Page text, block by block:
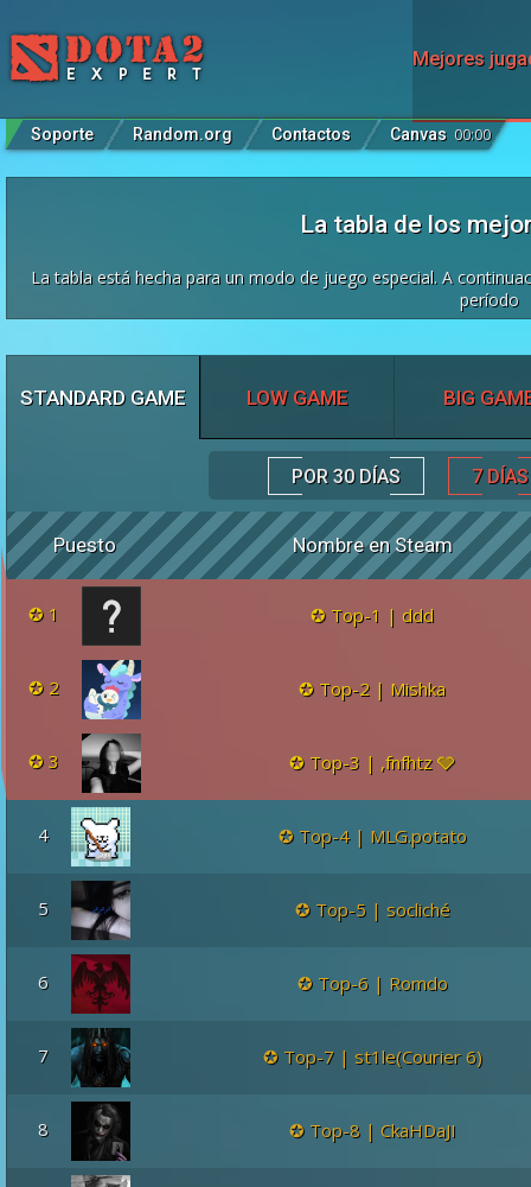
Mejores
Soporte Random.org Contactos Canvas 00:00
La tabla de los
La tabla está hecha para un modo de juego especial. A
período
STANDARD GAME LOW GAME BIG
POR 30 DÍAS 7 DÍAS
Puesto Nombre en Steam
1 Top-1 | ddd
2 Top-2 | Mishka
3 Top-3 | ,fnfhtz 🩶
4 Top-4 | MLG.potato
5 Top-5 | socliché
6 Top-6 | Romdo
7 Top-7 | st1le(Courier 6)
8 Top-8 | CkaHDaJI